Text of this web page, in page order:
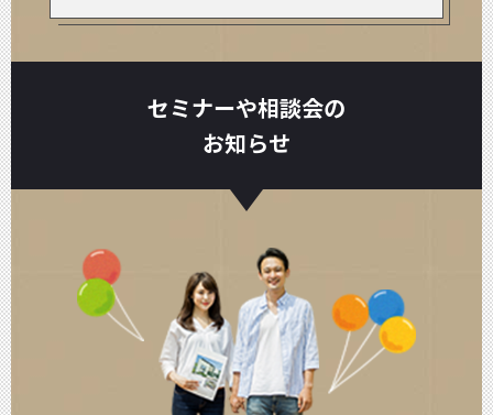
セミナーや相談会の
お知らせ